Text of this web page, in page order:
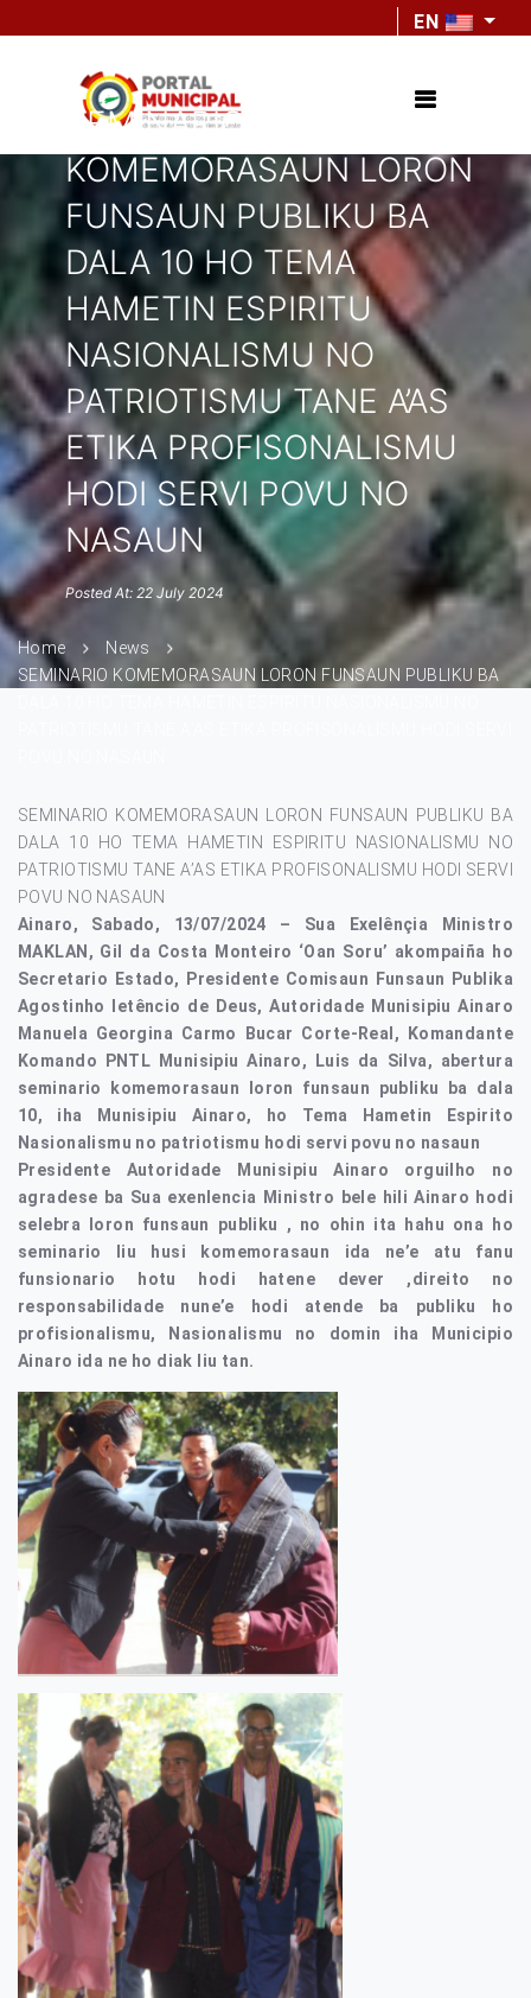
EN
SEMINARIO
KOMEMORASAUN LORON
FUNSAUN PUBLIKU BA
DALA 10 HO TEMA
HAMETIN ESPIRITU
NASIONALISMU NO
PATRIOTISMU TANE A’AS
ETIKA PROFISONALISMU
HODI SERVI POVU NO
NASAUN
Posted At: 22 July 2024
Home
News
SEMINARIO KOMEMORASAUN LORON FUNSAUN PUBLIKU BA
SEMINARIO KOMEMORASAUN LORON FUNSAUN PUBLIKU BA
DALA 10 HO TEMA HAMETIN ESPIRITU NASIONALISMU NO
PATRIOTISMU TANE A’AS ETIKA PROFISONALISMU HODI SERVI
POVU NO NASAUN
Ainaro, Sabado, 13/07/2024 – Sua Exelênçia Ministro
MAKLAN, Gil da Costa Monteiro ‘Oan Soru’ akompaiña ho
Secretario Estado, Presidente Comisaun Funsaun Publika
Agostinho letêncio de Deus, Autoridade Munisipiu Ainaro
Manuela Georgina Carmo Bucar Corte-Real, Komandante
Komando PNTL Munisipiu Ainaro, Luis da Silva, abertura
seminario komemorasaun loron funsaun publiku ba dala
10, iha Munisipiu Ainaro, ho Tema Hametin Espirito
Nasionalismu no patriotismu hodi servi povu no nasaun
Presidente Autoridade Munisipiu Ainaro orguilho no
agradese ba Sua exenlencia Ministro bele hili Ainaro hodi
selebra loron funsaun publiku , no ohin ita hahu ona ho
seminario liu husi komemorasaun ida ne’e atu fanu
funsionario hotu hodi hatene dever ,direito no
responsabilidade nune’e hodi atende ba publiku ho
profisionalismu, Nasionalismu no domin iha Municipio
Ainaro ida ne ho diak liu tan.